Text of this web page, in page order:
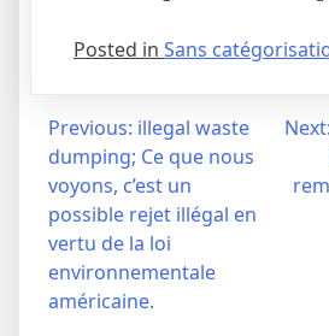
Posted in Sans
Navigation
l’article
Previous: illegal waste
dumping; Ce que nous
voyons, c’est un
possible rejet illégal en
vertu de la loi
environnementale
américaine.
Next: